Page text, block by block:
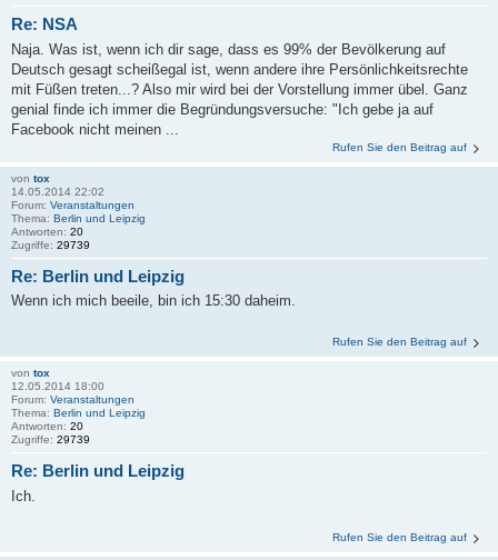
Re: NSA
Naja. Was ist, wenn ich dir sage, dass es 99% der Bevölkerung auf
Deutsch gesagt scheißegal ist, wenn andere ihre Persönlichkeitsrechte
mit Füßen treten...? Also mir wird bei der Vorstellung immer übel. Ganz
genial finde ich immer die Begründungsversuche: "Ich gebe ja auf
Facebook nicht meinen ...
Rufen Sie den Beitrag auf
von tox
14.05.2014 22:02
Forum: Veranstaltungen
Thema: Berlin und Leipzig
Antworten: 20
Zugriffe: 29739
Re: Berlin und Leipzig
Wenn ich mich beeile, bin ich 15:30 daheim.
Rufen Sie den Beitrag auf
von tox
12.05.2014 18:00
Forum: Veranstaltungen
Thema: Berlin und Leipzig
Antworten: 20
Zugriffe: 29739
Re: Berlin und Leipzig
Ich.
Rufen Sie den Beitrag auf